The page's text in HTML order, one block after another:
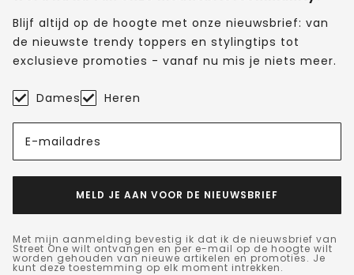
Blijf altijd op de hoogte met onze nieuwsbrief: van
de nieuwste trendy toppers en stylingtips tot
exclusieve promoties - vanaf nu mis je niets meer.
Dames Heren
E-mailadres
MELD JE AAN VOOR DE NIEUWSBRIEF
Met mijn aanmelding bevestig ik dat ik de nieuwsbrief van
Street One wilt ontvangen en per e-mail op de hoogte wilt
worden gehouden van nieuwe artikelen en promoties. Je
kunt deze toestemming op elk moment intrekken.